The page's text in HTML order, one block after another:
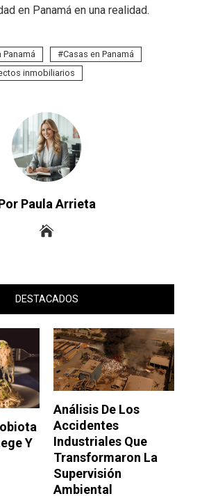
en Panamá en una realidad.
Casas en Panamá
inmobiliarios
Paula Arrieta
DESTACADOS
Y
Análisis De Los
Accidentes
Industriales Que
Transformaron La
Supervisión
Ambiental